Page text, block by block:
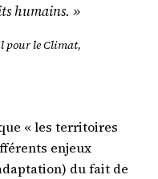
humains. »
pour le Climat,
« les territoires
enjeux
du fait de